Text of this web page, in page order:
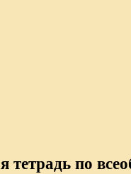
тетрадь по